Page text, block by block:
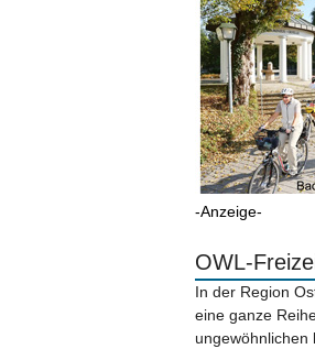
-Anzeige-
OWL-
In der Region
eine ganze
ungewöhnlichen